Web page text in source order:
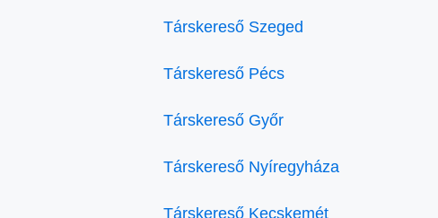
Társkereső Szeged
Társkereső Pécs
Társkereső Győr
Társkereső Nyíregyháza
Társkereső Kecskemét